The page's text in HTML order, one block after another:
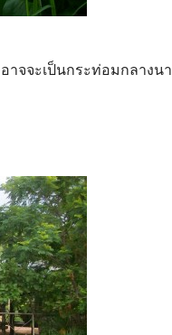
าจจะเป็นกระท่อมกลางนา